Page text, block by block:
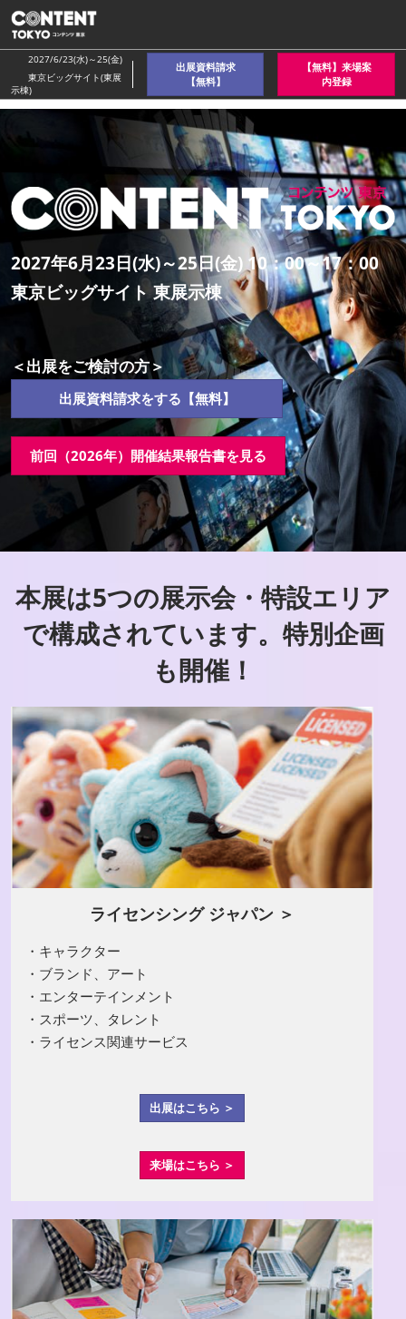
ス
キ
ッ
し
2027/6/23(水)～25(金)
東京ビッグサイト(東展
示棟)
出展資料請求
【無料】
【無料】来場案
内登録
2027年6月23日(水)～25日(金) 10：00～17：00
東京ビッグサイト 東展示棟
＜出展をご検討の方＞
出展資料請求をする【無料】
前回（2026年）開催結果報告書を見る
本展は5つの展示会・特設エリア
で構成されています。特別企画
も開催！
ライセンシング ジャパン ＞
・キャラクター
・ブランド、アート
・エンターテインメント
・スポーツ、タレント
・ライセンス関連サービス
出展はこちら ＞
来場はこちら ＞